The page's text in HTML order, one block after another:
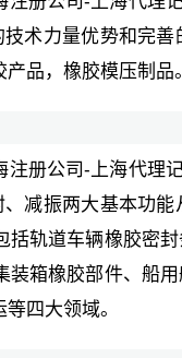
术力量优势和完
品，橡胶模压制品。
册公司-上海代理
减振两大基本功
轨道车辆橡胶密
箱橡胶部件、船
四大领域。